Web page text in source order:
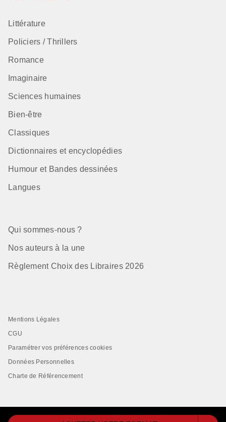
Littérature
Policiers / Thrillers
Romance
Imaginaire
Sciences humaines
Bien-être
Classiques
Dictionnaires et encyclopédies
Humour et Bandes dessinées
Langues
Qui sommes-nous ?
Nos auteurs à la une
Règlement Choix des Libraires 2026
Mentions Légales
CGU
Paramétrer vos préférences cookies
Données Personnelles
Charte de Référencement